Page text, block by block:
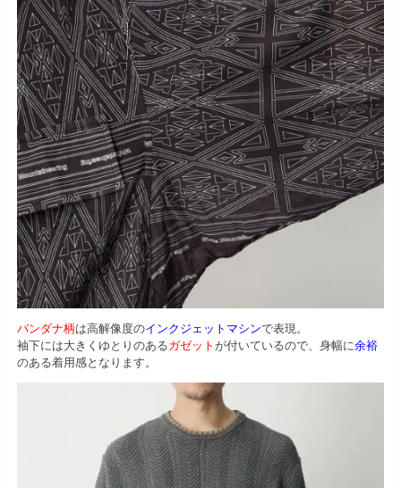
バンダナ柄は高解像度のインクジェットマシンで表現。
袖下には大きくゆとりのあるガゼットが付いているので、身幅に余裕
のある着用感となります。